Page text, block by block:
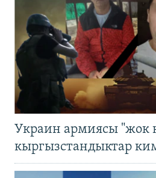
Украин армиясы "жок
кыргызстандыктар